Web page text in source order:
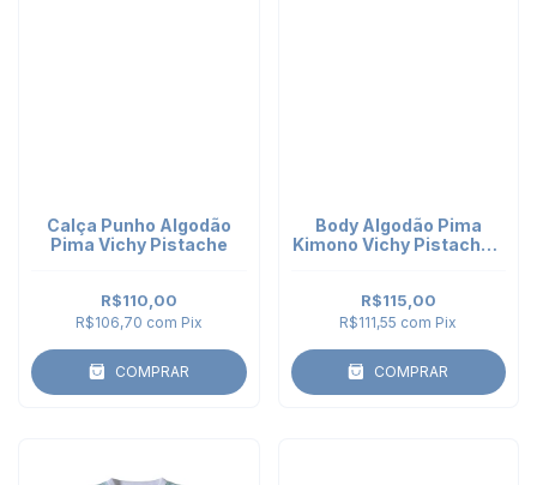
Calça Punho Algodão
Pima Vichy Pistache
R$110,00
R$106,70 com Pix
COMPRAR
Body Algodão Pima
Kimono Vichy Pistache -
R$115,00
R$111,55 com Pix
COMPRAR